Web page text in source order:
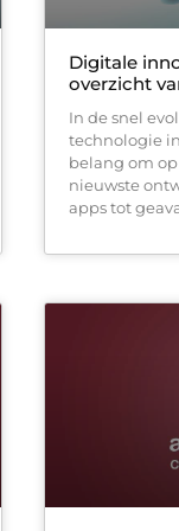
Digitale
overzicht
In de snel
technologie
belang om
nieuwste
apps tot